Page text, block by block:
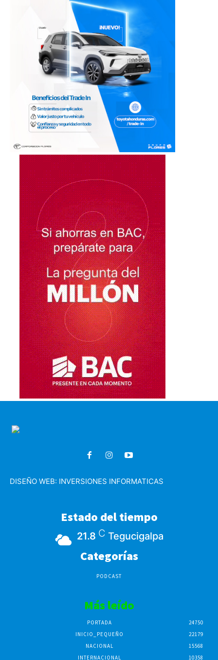
DISEÑO WEB: INVERSIONES INFORMATICAS
Estado del tiempo
21.8 C Tegucigalpa
Categorías
PODCAST
Más leído
PORTADA
24750
INICIO_PEQUEÑO
22179
NACIONAL
15568
INTERNACIONAL
10358